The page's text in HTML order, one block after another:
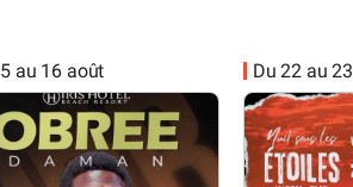
au 16 août Du 22 au